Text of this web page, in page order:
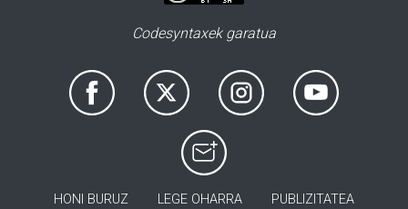
Codesyntaxek garatua
HONI BURUZ LEGE OHARRA PUBLIZITATEA